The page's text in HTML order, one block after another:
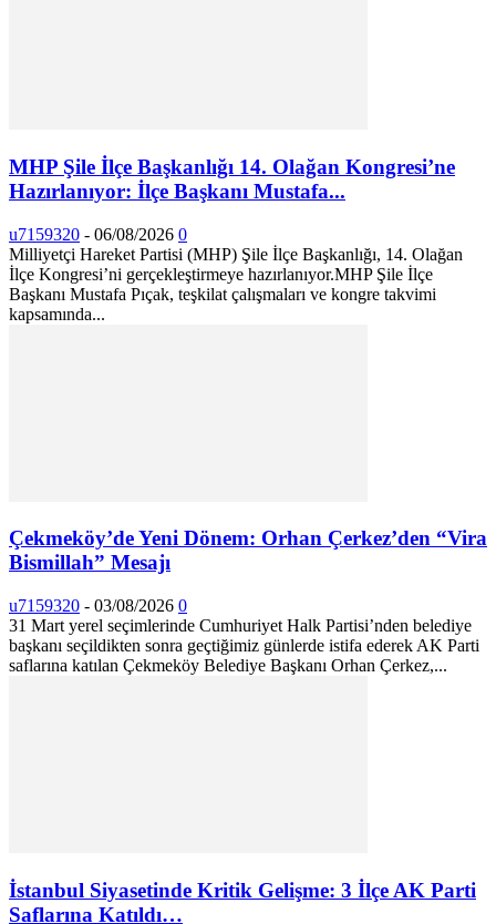
MHP Şile İlçe Başkanlığı 14. Olağan Kongresi’ne
Hazırlanıyor: İlçe Başkanı Mustafa...
u7159320 - 06/08/2026 0
Milliyetçi Hareket Partisi (MHP) Şile İlçe Başkanlığı, 14. Olağan
İlçe Kongresi’ni gerçekleştirmeye hazırlanıyor. ​MHP Şile İlçe
Başkanı Mustafa Pıçak, teşkilat çalışmaları ve kongre takvimi
kapsamında...
Çekmeköy’de Yeni Dönem: Orhan Çerkez’den “Vira
Bismillah” Mesajı
u7159320 - 03/08/2026 0
31 Mart yerel seçimlerinde Cumhuriyet Halk Partisi’nden belediye
başkanı seçildikten sonra geçtiğimiz günlerde istifa ederek AK Parti
saflarına katılan Çekmeköy Belediye Başkanı Orhan Çerkez,...
İstanbul Siyasetinde Kritik Gelişme: 3 İlçe AK Parti
Saflarına Katıldı…